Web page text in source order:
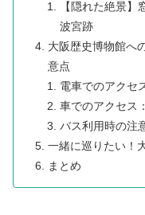
【隠れた絶景
波宮跡
大阪歴史博物館へ
意点
電車でのアクセ
車でのアクセス
バス利用時の注
一緒に巡りたい！
​まとめ